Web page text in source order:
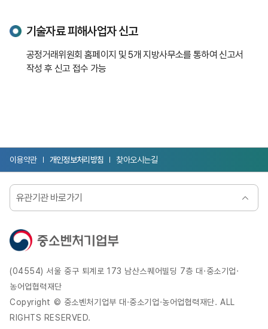
기술자료 피해사업자 신고
공정거래위원회 홈페이지 및 5개 지방사무소를 통하여 신고서
작성 후 신고 접수 가능
이용약관 개인정보처리방침 찾아오시는길
선택됨
유관기관 바로가기
(04554) 서울 중구 퇴계로 173 남산스퀘어빌딩 7층 대·중소기업·
농어업협력재단
Copyright © 중소벤처기업부 대·중소기업·농어업협력재단. ALL
RIGHTS RESERVED.